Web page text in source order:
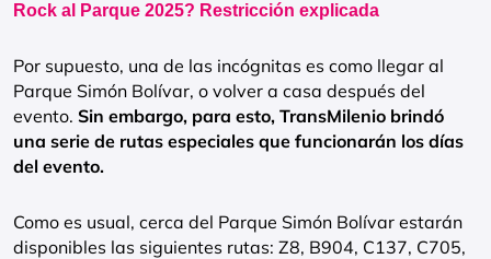
Rock al Parque 2025? Restricción explicada
Por supuesto, una de las incógnitas es como llegar al
Parque Simón Bolívar, o volver a casa después del
evento. Sin embargo, para esto, TransMilenio brindó
una serie de rutas especiales que funcionarán los días
del evento.
Como es usual, cerca del Parque Simón Bolívar estarán
disponibles las siguientes rutas: Z8, B904, C137, C705,